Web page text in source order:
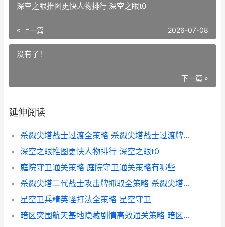
深空之眼推图更快人物排行 深空之眼t0
« 上一篇 2026-07-08
没有了！
下一篇 »
延伸阅读
杀戮尖塔战士过渡全策略 杀戮尖塔战士过渡牌抓几张
深空之眼推图更快人物排行 深空之眼t0
庭院守卫通关策略 庭院守卫通关策略有哪些
杀戮尖塔二代战士攻击牌抓取全策略 杀戮尖塔二战士流派
星空卫兵精英怪打法全策略 星空守卫
暗区突围航天基地隐藏剧情高效通关策略 暗区突围实机演示